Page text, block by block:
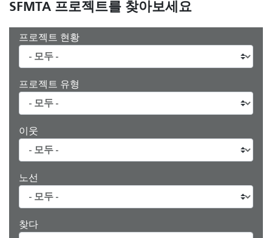
SFMTA 프로젝트를 찾아보세요
프로젝트 현황
프로젝트 유형
이웃
노선
찾다